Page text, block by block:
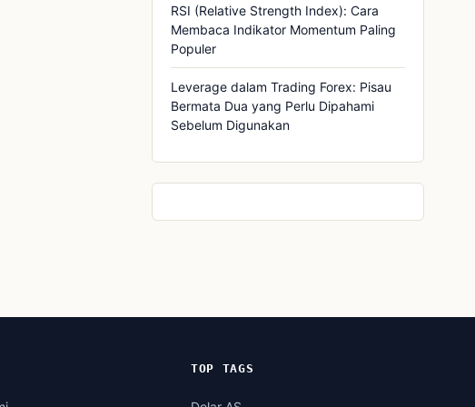
RSI (Relative Strength Index): Cara
Membaca Indikator Momentum Paling
Populer
Leverage dalam Trading Forex: Pisau
Bermata Dua yang Perlu Dipahami
Sebelum Digunakan
TOP TAGS